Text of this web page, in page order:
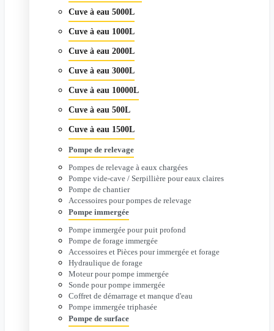
Cuve à eau 5000L
Cuve à eau 1000L
Cuve à eau 2000L
Cuve à eau 3000L
Cuve à eau 10000L
Cuve à eau 500L
Cuve à eau 1500L
Pompe de relevage
Pompes de relevage à eaux chargées
Pompe vide-cave / Serpillière pour eaux claires
Pompe de chantier
Accessoires pour pompes de relevage
Pompe immergée
Pompe immergée pour puit profond
Pompe de forage immergée
Accessoires et Pièces pour immergée et forage
Hydraulique de forage
Moteur pour pompe immergée
Sonde pour pompe immergée
Coffret de démarrage et manque d'eau
Pompe immergée triphasée
Pompe de surface